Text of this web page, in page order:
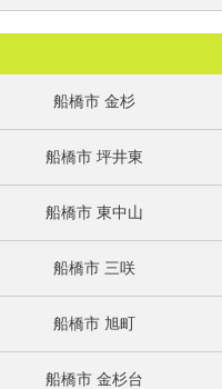
船橋市 金杉
船橋市 坪井東
船橋市 東中山
船橋市 三咲
船橋市 旭町
船橋市 金杉台